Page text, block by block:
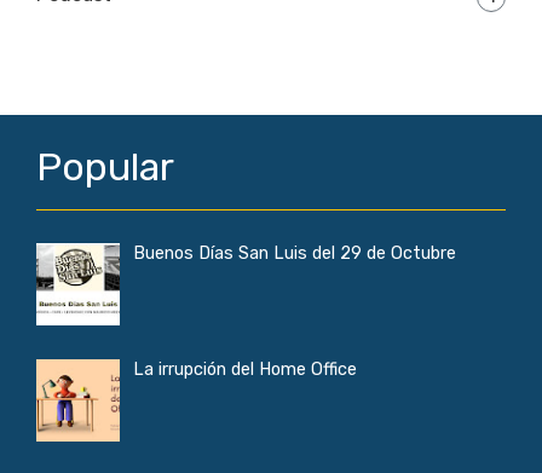
Popular
Buenos Días San Luis del 29 de Octubre
La irrupción del Home Office